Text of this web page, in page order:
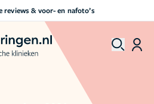
Direct een afspraak maken